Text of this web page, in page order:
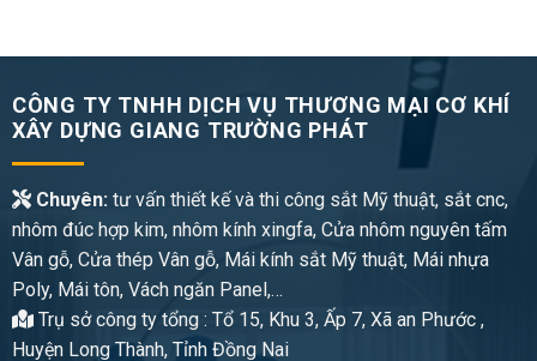
CÔNG TY TNHH DỊCH VỤ THƯƠNG MẠI CƠ KHÍ
XÂY DỰNG GIANG TRƯỜNG PHÁT
Chuyên:tư vấn thiết kế và thi công sắt Mỹ thuật, sắt cnc,
nhôm đúc hợp kim, nhôm kính xingfa, Cửa nhôm nguyên tấm
Vân gỗ, Cửa thép Vân gỗ, Mái kính sắt Mỹ thuật, Mái nhựa
Poly, Mái tôn, Vách ngăn Panel,…
Trụ sở công ty tổng : Tổ 15, Khu 3, Ấp 7, Xã an Phước ,
Huyện Long Thành, Tỉnh Đồng Nai